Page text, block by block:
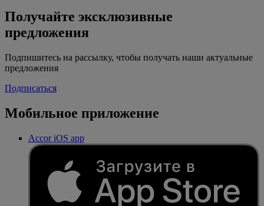
Получайте эксклюзивные
предложения
Подпишитесь на рассылку, чтобы получать наши актуальные
предложения
Подписаться
Мобильное приложение
Accor iOS app